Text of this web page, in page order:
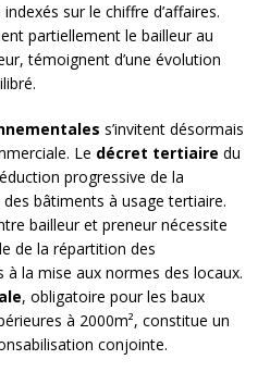
indexés sur le chiffre d’affaires.
partiellement le bailleur au
témoignent d’une évolution
s’invitent désormais
Le décret tertiaire du
progressive de la
bâtiments à usage tertiaire.
bailleur et preneur nécessite
de la répartition des
à la mise aux normes des locaux.
, obligatoire pour les baux
à 2000m², constitue un
conjointe.